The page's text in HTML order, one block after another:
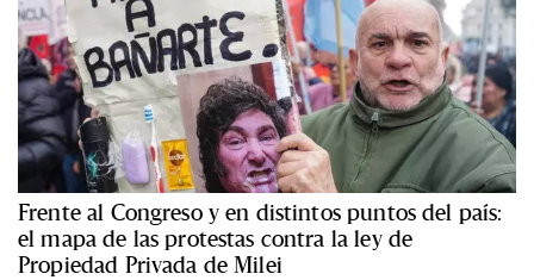
Frente al Congreso y en distintos puntos del país:
el mapa de las protestas contra la ley de
Propiedad Privada de Milei